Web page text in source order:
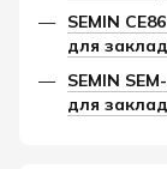
SEMIN
для
SEMIN
для